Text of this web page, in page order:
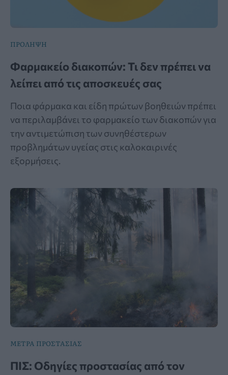
ΠΡΟΛΗΨΗ
Φαρμακείο διακοπών: Τι δεν πρέπει να
λείπει από τις αποσκευές σας
Ποια φάρμακα και είδη πρώτων βοηθειών πρέπει
να περιλαμβάνει το φαρμακείο των διακοπών για
την αντιμετώπιση των συνηθέστερων
προβλημάτων υγείας στις καλοκαιρινές
εξορμήσεις.
ΜΕΤΡΑ ΠΡΟΣΤΑΣΙΑΣ
ΠΙΣ: Οδηγίες προστασίας από τον